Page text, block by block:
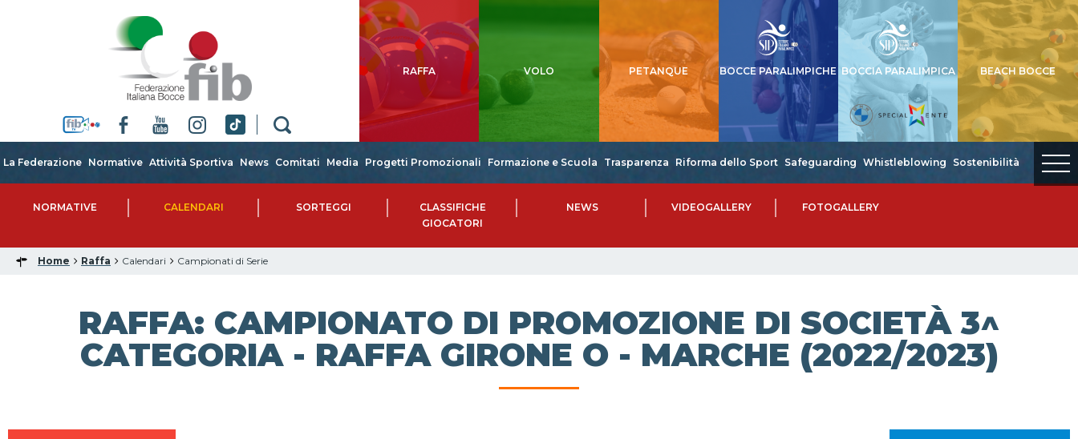
RAFFA VOLO PETANQUE BOCCE PARALIMPICHE BOCCIA PARALIMPICA BEACH BOCCE
La Federazione Normative Attività Sportiva News Comitati Media Progetti Promozionali Formazione e Scuola Trasparenza Riforma dello Sport Safeguarding Whistleblowing Sostenibilità
NORMATIVE CALENDARI SORTEGGI
CLASSIFICHE
GIOCATORI
NEWS VIDEOGALLERY FOTOGALLERY
Home Raffa Calendari Campionati di Serie
RAFFA: CAMPIONATO DI PROMOZIONE DI SOCIETÀ 3^
CATEGORIA - RAFFA GIRONE O - MARCHE (2022/2023)